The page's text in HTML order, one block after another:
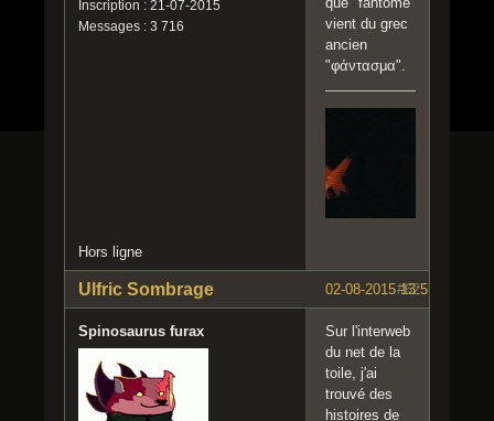
Inscription : 21-07-2015
Messages : 3 716
vient du grec
ancien
"φάντασμα".
Hors ligne
#62
02-08-2015 13:57:44
Ulfric Sombrage
Spinosaurus furax
Sur l'interweb
du net de la
toile, j'ai
trouvé des
histoires de